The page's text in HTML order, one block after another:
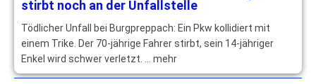
stirbt noch an der Unfallstelle
Tödlicher Unfall bei Burgpreppach: Ein Pkw kollidiert mit
einem Trike. Der 70-jährige Fahrer stirbt, sein 14-jähriger
Enkel wird schwer verletzt. … mehr